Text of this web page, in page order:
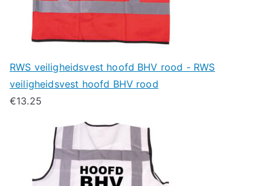
RWS veiligheidsvest hoofd BHV rood - RWS
veiligheidsvest hoofd BHV rood
€13.25